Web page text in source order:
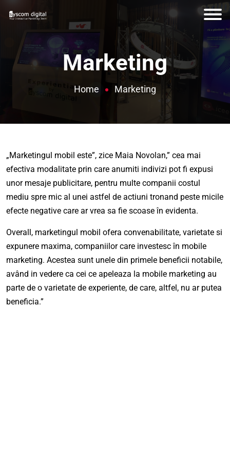
Marketing
Home Marketing
„Marketingul mobil este”, zice Maia Novolan,” cea mai
efectiva modalitate prin care anumiti indivizi pot fi expusi
unor mesaje publicitare, pentru multe companii costul
mediu spre mic al unei astfel de actiuni tronand peste micile
efecte negative care ar vrea sa fie scoase în evidenta.
Overall, marketingul mobil ofera convenabilitate, varietate si
expunere maxima, companiilor care investesc în mobile
marketing. Acestea sunt unele din primele beneficii notabile,
având in vedere ca cei ce apeleaza la mobile marketing au
parte de o varietate de experiente, de care, altfel, nu ar putea
beneficia.”